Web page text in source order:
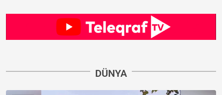
DÜNYA